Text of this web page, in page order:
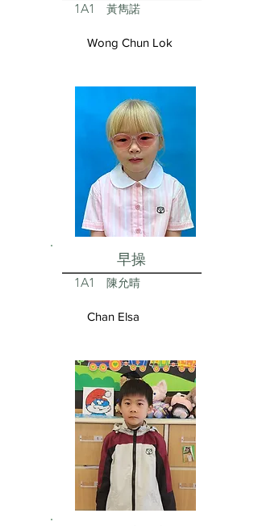
1A1 黃雋諾
Wong Chun Lok
早操
1A1 陳允晴
Chan Elsa